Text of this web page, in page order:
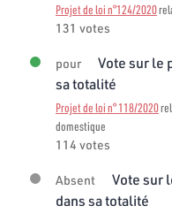
Projet de loi n°124/2020
131 votes
pour
Vote sur le
sa totalité
Projet de loi n° 118/2020
domestique
114 votes
Absent
Vote sur
dans sa totalité